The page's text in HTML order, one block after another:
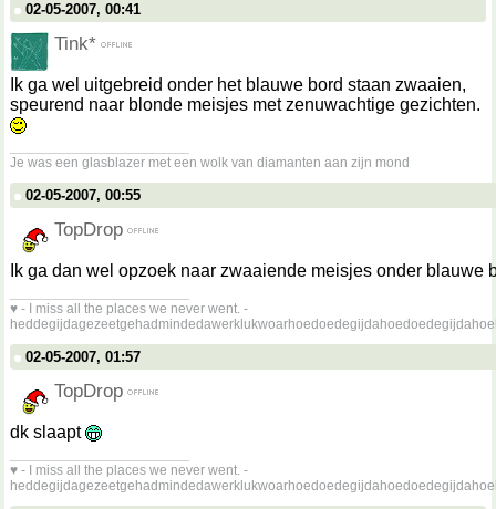
02-05-2007, 00:41
Tink*
Ik ga wel uitgebreid onder het blauwe bord staan zwaaien,
speurend naar blonde meisjes met zenuwachtige gezichten.
Je was een glasblazer met een wolk van diamanten aan zijn mond
02-05-2007, 00:55
TopDrop
Ik ga dan wel opzoek naar zwaaiende meisjes onder blauwe
♥ - I miss all the places we never went. -
02-05-2007, 01:57
TopDrop
dk slaapt
♥ - I miss all the places we never went. -